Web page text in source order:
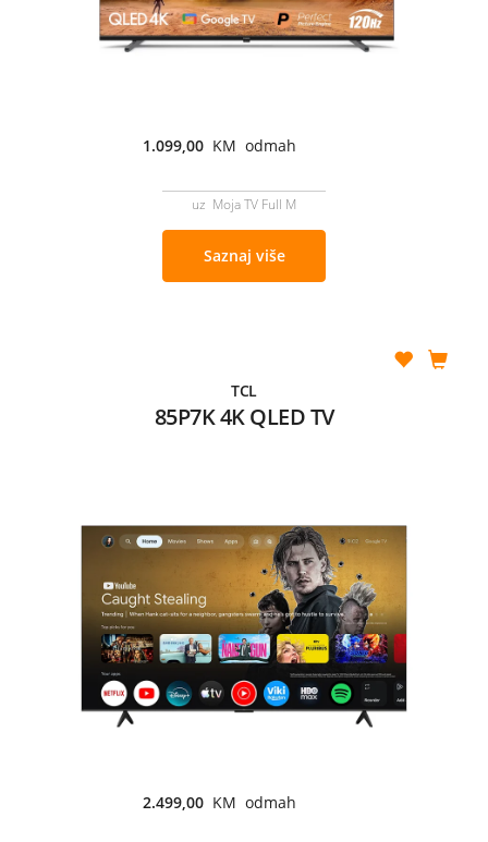
1.099,00 KM odmah
uz Moja TV Full M
Saznaj više
TCL
85P7K 4K QLED TV
2.499,00 KM odmah